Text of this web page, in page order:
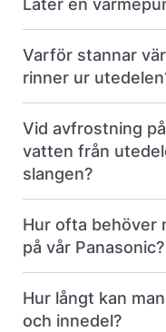
Låter en
Varför stannar
rinner ur
Vid avfrostning
vatten från
slangen?
Hur ofta behöver
på vår Panasonic?
Hur långt kan
och innedel?